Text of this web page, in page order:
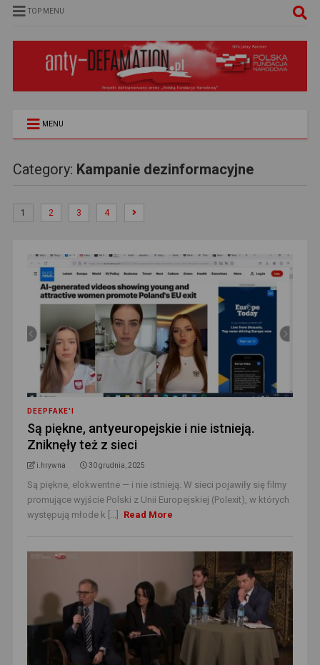
TOP MENU
MENU
Category: Kampanie dezinformacyjne
1 2 3 4
DEEPFAKE'I
Są piękne, antyeuropejskie i nie istnieją.
Zniknęły też z sieci
i.hrywna 30 grudnia, 2025
Są piękne, elokwentne — i nie istnieją. W sieci pojawiły się filmy
promujące wyjście Polski z Unii Europejskiej (Polexit), w których
występują młode k [...]
Read More